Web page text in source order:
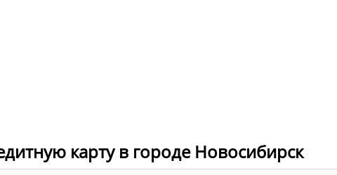
карту в городе Новосибирск